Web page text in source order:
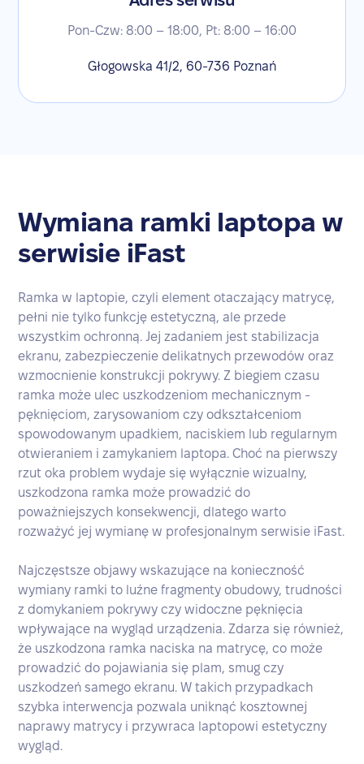
Pon-Czw: 8:00 – 18:00, Pt: 8:00 – 16:00
Głogowska 41/2, 60-736 Poznań
Wymiana ramki laptopa w
serwisie iFast
Ramka w laptopie, czyli element otaczający matrycę,
pełni nie tylko funkcję estetyczną, ale przede
wszystkim ochronną. Jej zadaniem jest stabilizacja
ekranu, zabezpieczenie delikatnych przewodów oraz
wzmocnienie konstrukcji pokrywy. Z biegiem czasu
ramka może ulec uszkodzeniom mechanicznym -
pęknięciom, zarysowaniom czy odkształceniom
spowodowanym upadkiem, naciskiem lub regularnym
otwieraniem i zamykaniem laptopa. Choć na pierwszy
rzut oka problem wydaje się wyłącznie wizualny,
uszkodzona ramka może prowadzić do
poważniejszych konsekwencji, dlatego warto
rozważyć jej wymianę w profesjonalnym serwisie iFast.
Najczęstsze objawy wskazujące na konieczność
wymiany ramki to luźne fragmenty obudowy, trudności
z domykaniem pokrywy czy widoczne pęknięcia
wpływające na wygląd urządzenia. Zdarza się również,
że uszkodzona ramka naciska na matrycę, co może
prowadzić do pojawiania się plam, smug czy
uszkodzeń samego ekranu. W takich przypadkach
szybka interwencja pozwala uniknąć kosztownej
naprawy matrycy i przywraca laptopowi estetyczny
wygląd.